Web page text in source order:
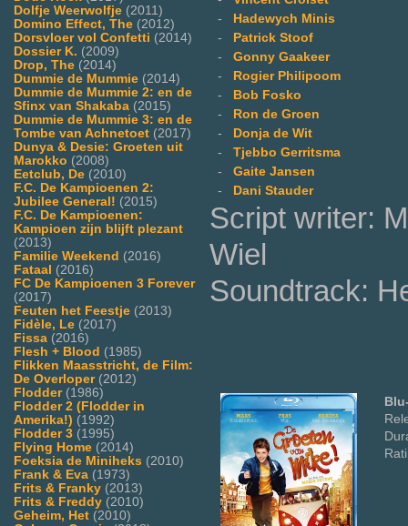
Dolfje Weerwolfje (2011)
Domino Effect, The (2012)
Dorsvloer vol Confetti (2014)
Dossier K. (2009)
Drop, The (2014)
Dummie de Mummie (2014)
Dummie de Mummie 2: en de
Sfinx van Shakaba (2015)
Dummie de Mummie 3: en de
Tombe van Achnetoet (2017)
Dunya & Desie: Groeten uit
Marokko (2008)
Eetclub, De (2010)
F.C. De Kampioenen 2:
Jubilee General! (2015)
F.C. De Kampioenen:
Kampioen zijn blijft plezant
(2013)
Familie Weekend (2016)
Fataal (2016)
FC De Kampioenen 3 Forever
(2017)
Feuten het Feestje (2013)
Fidèle, Le (2017)
Fissa (2016)
Flesh + Blood (1985)
Flikken Maasstricht, de Film:
De Overloper(2012)
Flodder(1986)
Flodder 2 (Flodder in
Amerika!) (1992)
Flodder 3 (1995)
Flying Home (2014)
Foeksia de Miniheks (2010)
Frank & Eva (1973)
Frits & Franky (2013)
Frits & Freddy (2010)
Geheim, Het (2010)
-
Hadewych Minis
-
Patrick Stoof
- Gonny Gaakeer
-
Rogier Philipoom
-
Bob Fosko
-
Ron de Groen
-
Donja de Wit
- Tjebbo Gerritsma
- Gaite Jansen
-
Dani Stauder
Script writer:
Wiel
Soundtrack: